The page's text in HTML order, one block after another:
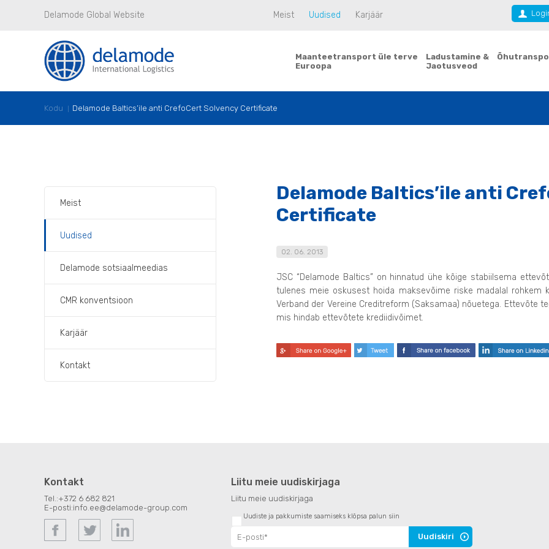
Delamode Global Website Meist Uudised Karjäär
Maanteetransport üle terve
Euroopa
Ladustamine &
Jaotusveod
Kodu Delamode Baltics’ile anti CrefoCert Solvency Certificate
Meist
Uudised
Delamode sotsiaalmeedias
CMR konventsioon
Karjäär
Kontakt
Delamode Baltics’ile anti
Certificate
02. 06. 2013
JSC “Delamode Baltics” on hinnatud ühe kõige stabiilsema
tulenes meie oskusest hoida maksevõime riske madalal rohkem
Verband der Vereine Creditreform (Saksamaa) nõuetega. Ettevõte
mis hindab ettevõtete krediidivõimet.
Kontakt
Tel.:+372 6 682 821
E-posti:info.ee@delamode-group.com
Liitu meie uudiskirjaga
Liitu meie uudiskirjaga
Uudiste ja pakkumiste saamiseks klõpsa palun siin
Uudiskiri